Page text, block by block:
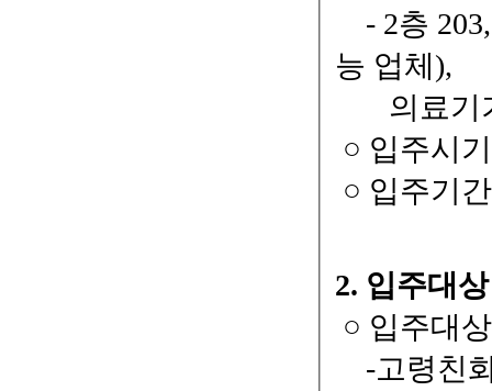
- 2층
능 업체),
의료기
○ 입주시
○ 입주기
2. 입주대상
○ 입주대
-고령친